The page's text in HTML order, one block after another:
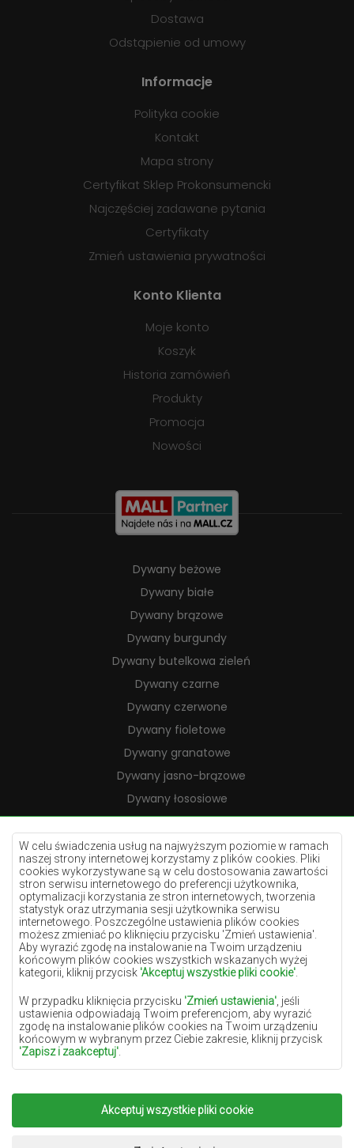
W celu świadczenia usług na najwyższym poziomie w ramach
naszej strony internetowej korzystamy z plików cookies. Pliki
cookies wykorzystywane są w celu dostosowania zawartości
stron serwisu internetowego do preferencji użytkownika,
optymalizacji korzystania ze stron internetowych, tworzenia
statystyk oraz utrzymania sesji użytkownika serwisu
internetowego. Poszczególne ustawienia plików cookies
możesz zmieniać po kliknięciu przycisku 'Zmień ustawienia'.
Aby wyrazić zgodę na instalowanie na Twoim urządzeniu
końcowym plików cookies wszystkich wskazanych wyżej
kategorii, kliknij przycisk 'Akceptuj wszystkie pliki cookie'
W przypadku kliknięcia przycisku 'Zmień ustawienia' , jeśli
ustawienia odpowiadają Twoim preferencjom, aby wyrazić
zgodę na instalowanie plików cookies na Twoim urządzeniu
końcowym w wybranym przez Ciebie zakresie, kliknij przycisk
'Zapisz i zaakceptuj'
osobowe, podstawą ich przetwarzania jest uzasadniony interes
administratora danych osobowych (DYWANYCHEMEX) lub
podmiotów trzecich w postaci zapewnienia wysokiej jakości
usług świadczonych w ramach naszej strony internetowej oraz
Akceptuj wszystkie pliki cookie
Dostawa
Odstąpienie od umowy
Informacje
Polityka cookie
Kontakt
Mapa strony
Certyfikat Sklep Prokonsumencki
Najczęściej zadawane pytania
Certyfikaty
Zmień ustawienia prywatności
Konto Klienta
Moje konto
Koszyk
Historia zamówień
Produkty
Promocja
Nowości
Dywany beżowe
Dywany białe
Dywany brązowe
Dywany burgundy
Dywany butelkowa zieleń
Dywany czarne
Dywany czerwone
Dywany fioletowe
Dywany granatowe
Dywany jasno-brązowe
Dywany łososiowe
Dywany kremowe
Dywany lilac
Dywany żółte
Dywany miętowe
Dywany niebieskie
Dywany pomarańczowe
Dywany różowe
Dywany szare
Dywany terakota
Dywany zielone
Copyright 2022Dywany Chemex.Wszelkie prawa